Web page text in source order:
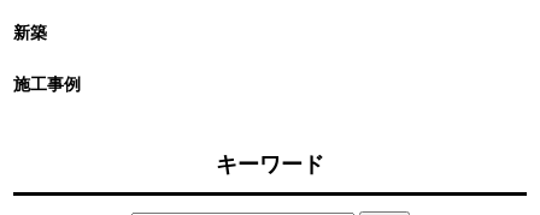
新築
施工事例
キーワード